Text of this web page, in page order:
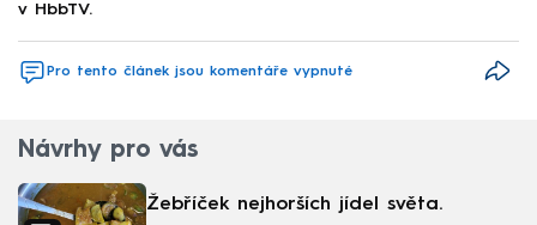
v HbbTV.
Pro tento článek jsou komentáře vypnuté
Návrhy pro vás
Žebříček nejhorších jídel světa.